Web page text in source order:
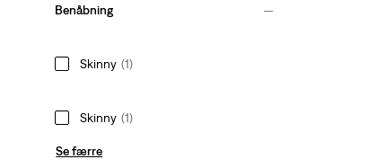
Benåbning
Skinny (1)
Skinny (1)
Se færre